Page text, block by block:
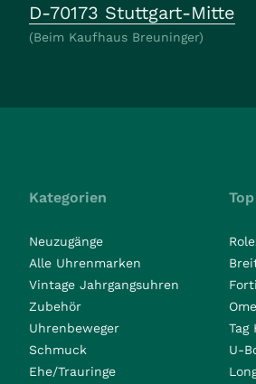
D-70173 Stuttgart-Mitte
(Beim Kaufhaus Breuninger)
Kategorien
Neuzugänge
Alle Uhrenmarken
Vintage Jahrgangsuhren
Zubehör
Uhrenbeweger
Schmuck
Ehe/Trauringe
Tag
U-